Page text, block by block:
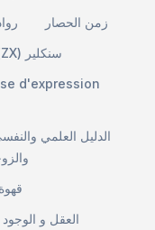
زمن الحصار
دليل برمجة حاسب سبكتروم (ZX) سنكلير
d'expression
الدليل العلمي
العقل و